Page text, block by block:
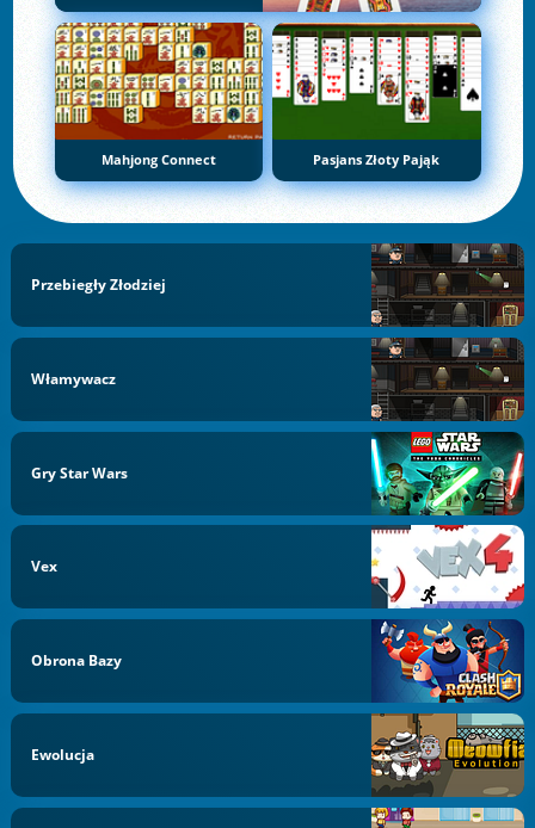
Mahjong Connect Pasjans Złoty Pająk
Przebiegły Złodziej
Włamywacz
Gry Star Wars
Vex
Obrona Bazy
Ewolucja